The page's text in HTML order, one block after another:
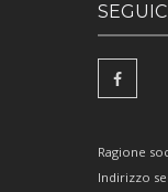
Ragione
Indirizzo